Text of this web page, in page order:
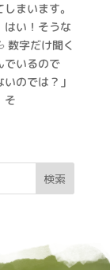
まいます。
はい！そうな
数字だけ聞く
でいるので
のでは？」
そ